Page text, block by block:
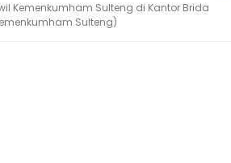
Kemenkumham Sulteng di Kantor Brida
Sulteng)